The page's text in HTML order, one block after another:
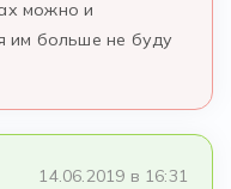
можно и
им больше не буду
14.06.2019 в 16:31